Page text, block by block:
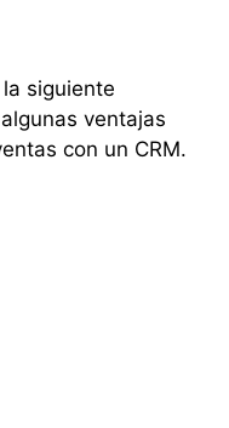
siguiente
ventajas
con un CRM.